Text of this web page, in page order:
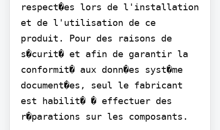
respect�es lors de l'installation
et de l'utilisation de ce
produit. Pour des raisons de
s�curit� et afin de garantir la
conformit� aux donn�es syst�me
document�es, seul le fabricant
est habilit� � effectuer des
r�parations sur les composants.